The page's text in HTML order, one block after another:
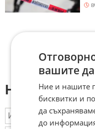
Напиши
вашите
Ние и нашите
бисквитки и
да
до